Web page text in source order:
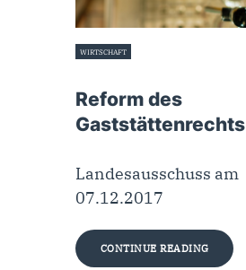
WIRTSCHAFT
Reform des
Gaststättenrechts
Landesausschuss am
07.12.2017
CONTINUE READING